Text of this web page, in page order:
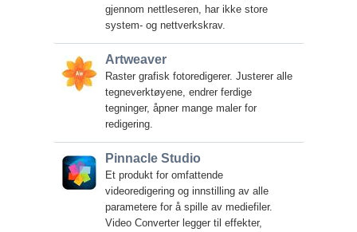
gjennom nettleseren, har ikke store
system- og nettverkskrav.
Artweaver
Raster grafisk fotoredigerer. Justerer alle
tegneverktøyene, endrer ferdige
tegninger, åpner mange maler for
redigering.
Pinnacle Studio
Et produkt for omfattende
videoredigering og innstilling av alle
parametere for å spille av mediefiler.
Video Converter legger til effekter,